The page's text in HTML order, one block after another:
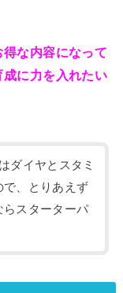
な内容になって
に力を入れたい
ダイヤとスタミ
で、とりあえず
らスターターパ